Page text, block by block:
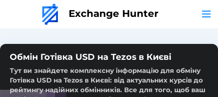
Exchange Hunter
Обмін Готівка USD на Tezos в Києві
Тут ви знайдете комплексну інформацію для обміну
Готівка USD на Tezos в Києві: від актуальних курсів до
рейтингу надійних обмінників. Все для того, щоб ваш